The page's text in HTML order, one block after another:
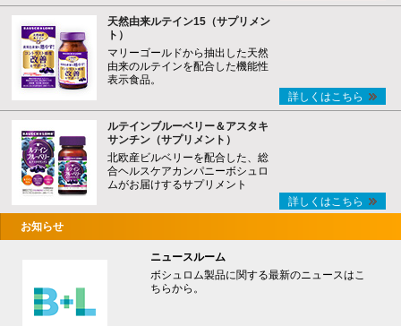
天然由来ルテイン15（サプリメン
ト）
マリーゴールドから抽出した天然
由来のルテインを配合した機能性
表示食品。
詳しくはこちら
ルテインブルーベリー＆アスタキ
サンチン（サプリメント）
北欧産ビルベリーを配合した、総
合ヘルスケアカンパニーボシュロ
ムがお届けするサプリメント
詳しくはこちら
お知らせ
ニュースルーム
ボシュロム製品に関する最新のニュースはこ
ちらから。